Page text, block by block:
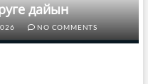
дайын
NO COMMENTS